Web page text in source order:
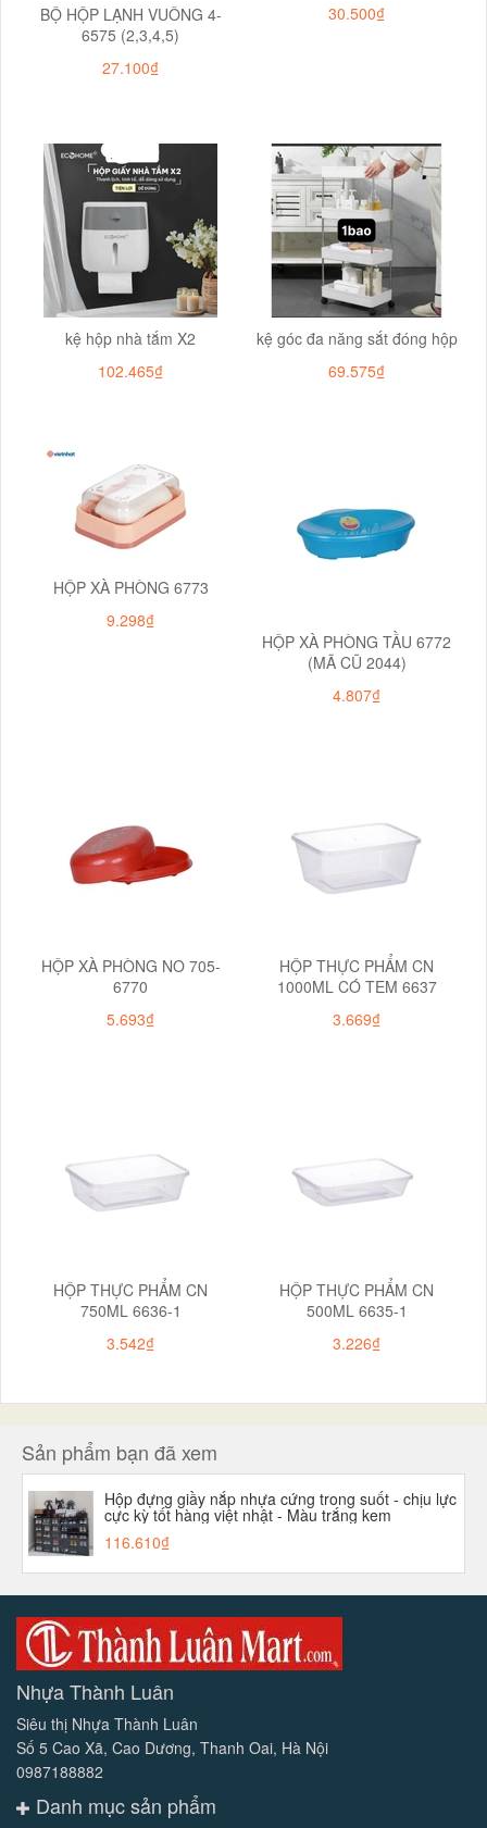
BỘ HỘP LẠNH VUÔNG 4-
6575 (2,3,4,5)
27.100₫
30.500₫
kệ hộp nhà tắm X2
102.465₫
kệ góc đa năng sắt đóng hộp
69.575₫
HỘP XÀ PHÒNG 6773
9.298₫
HỘP XÀ PHÒNG TẦU 6772
(MÃ CŨ 2044)
4.807₫
HỘP XÀ PHÒNG NO 705-
6770
5.693₫
HỘP THỰC PHẨM CN
1000ML CÓ TEM 6637
3.669₫
HỘP THỰC PHẨM CN
750ML 6636-1
3.542₫
HỘP THỰC PHẨM CN
500ML 6635-1
3.226₫
Sản phẩm bạn đã xem
Hộp đựng giầy nắp nhựa cứng trong suốt - chịu lực
cực kỳ tốt hàng việt nhật - Màu trắng kem
116.610₫
Nhựa Thành Luân
Siêu thị Nhựa Thành Luân
Số 5 Cao Xã, Cao Dương, Thanh Oai, Hà Nội
0987188882
Danh mục sản phẩm